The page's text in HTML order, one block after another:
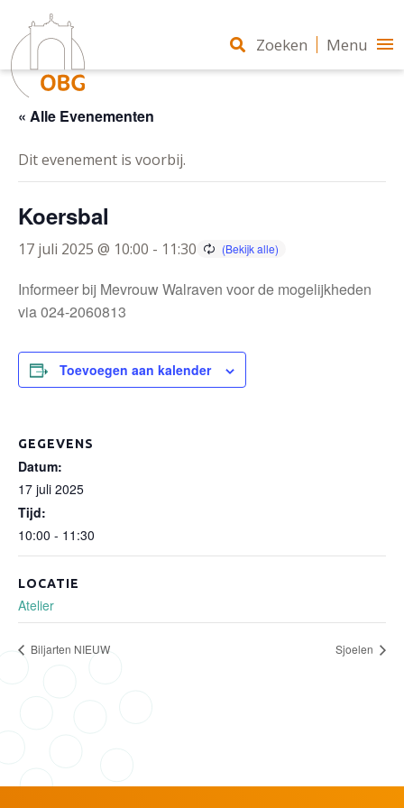
« Alle Evenementen
Dit evenement is voorbij.
Koersbal
17 juli 2025 @ 10:00 - 11:30
Informeer bij Mevrouw Walraven voor de mogelijkheden
via 024-2060813
Toevoegen aan kalender
GEGEVENS
Datum:
17 juli 2025
Tijd:
10:00 - 11:30
LOCATIE
Atelier
Biljarten NIEUW Sjoelen
Zoeken Menu